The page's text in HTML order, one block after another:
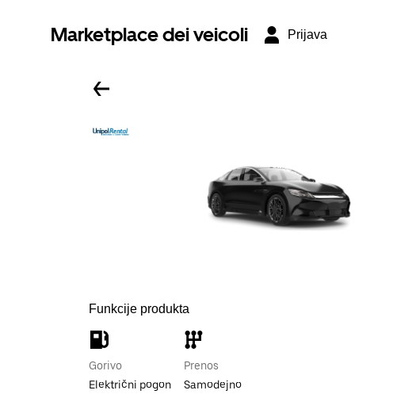
Marketplace dei veicoli Prijava
Funkcije produkta
Gorivo
Električni pogon
Prenos
Samodejno